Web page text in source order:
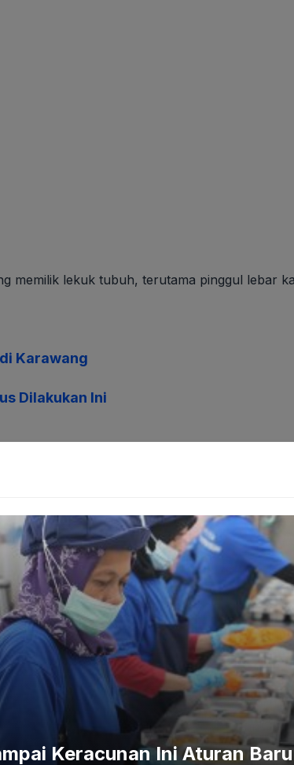
memilik lekuk tubuh, terutama pinggul lebar
Karawang
Dilakukan Ini
GYN bersertifikat mengatakan, wanita
dan berpinggul sempit. “Lekukan tubuh itu,
besar, memungkinkan bayi lewat dengan
menunjukkan adanya estrogen yang
“buruk” yang dapat menyebabkan
dengan memahami bahwa pinggul lebar itu
Keracunan Ini Aturan Baru